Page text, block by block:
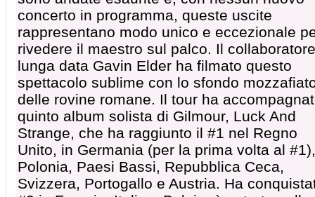
concerto in programma, queste uscite
rappresentano modo unico e eccezionale
rivedere il maestro sul palco. Il
lunga data Gavin Elder ha filmato questo
spettacolo sublime con lo sfondo
delle rovine romane. Il tour ha
quinto album solista di Gilmour, Luck And
Strange, che ha raggiunto il #1 nel Regno
Unito, in Germania (per la prima volta al #1),
Polonia, Paesi Bassi, Repubblica Ceca,
Svizzera, Portogallo e Austria. Ha